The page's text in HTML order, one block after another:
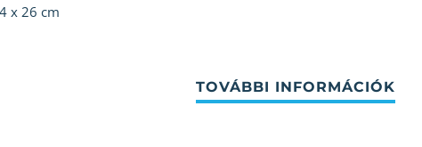
x 26 cm